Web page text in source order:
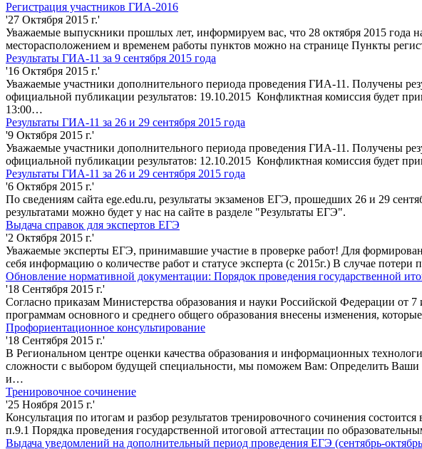
Регистрация участников ГИА-2016
'27 Октября 2015 г.'
Уважаемые выпускники прошлых лет, информируем вас, что 28 октября 2015 года
месторасположением и временем работы пунктов можно на странице Пункты
Результаты ГИА-11 за 9 сентября 2015 года
'16 Октября 2015 г.'
Уважаемые участники дополнительного периода проведения ГИА-11. Получены
официальной публикации результатов: 19.10.2015 Конфликтная комиссия будет
13:00…
Результаты ГИА-11 за 26 и 29 сентября 2015 года
'9 Октября 2015 г.'
Уважаемые участники дополнительного периода проведения ГИА-11. Получены
официальной публикации результатов: 12.10.2015 Конфликтная комиссия будет
Результаты ГИА-11 за 26 и 29 сентября 2015 года
'6 Октября 2015 г.'
По сведениям сайта ege.edu.ru, результаты экзаменов ЕГЭ, прошедших 26 и 29
результатами можно будет у нас на сайте в разделе "Результаты ЕГЭ".
Выдача справок для экспертов ЕГЭ
'2 Октября 2015 г.'
Уважаемые эксперты ЕГЭ, принимавшие участие в проверке работ! Для
себя информацию о количестве работ и статусе эксперта (с 2015г.) В случае
Обновление нормативной документации: Порядок проведения государственной
'18 Сентября 2015 г.'
Согласно приказам Министерства образования и науки Российской Федерации от
программам основного и среднего общего образования внесены изменения,
Профориентационное консультирование
'18 Сентября 2015 г.'
В Региональном центре оценки качества образования и информационных
сложности с выбором будущей специальности, мы поможем Вам: Определить
и…
Тренировочное сочинение
'25 Ноября 2015 г.'
Консультация по итогам и разбор результатов тренировочного сочинения
п.9.1 Порядка проведения государственной итоговой аттестации по
Выдача уведомлений на дополнительный период проведения ЕГЭ (сентябрь-